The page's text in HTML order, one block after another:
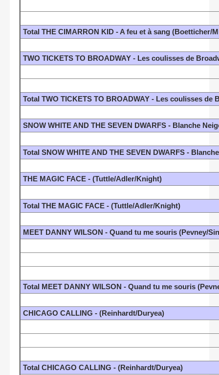
Total THE CIMARRON KID - A feu et à sang (Boetticher/
TWO TICKETS TO BROADWAY - Les coulisses de
Total TWO TICKETS TO BROADWAY - Les coulisses de
SNOW WHITE AND THE SEVEN DWARFS - Blanche
Total SNOW WHITE AND THE SEVEN DWARFS -
THE MAGIC FACE - (Tuttle/Adler/Knight)
Total THE MAGIC FACE - (Tuttle/Adler/Knight)
MEET DANNY WILSON - Quand tu me souris (Pevney/
Total MEET DANNY WILSON - Quand tu me souris
CHICAGO CALLING - (Reinhardt/Duryea)
Total CHICAGO CALLING - (Reinhardt/Duryea)